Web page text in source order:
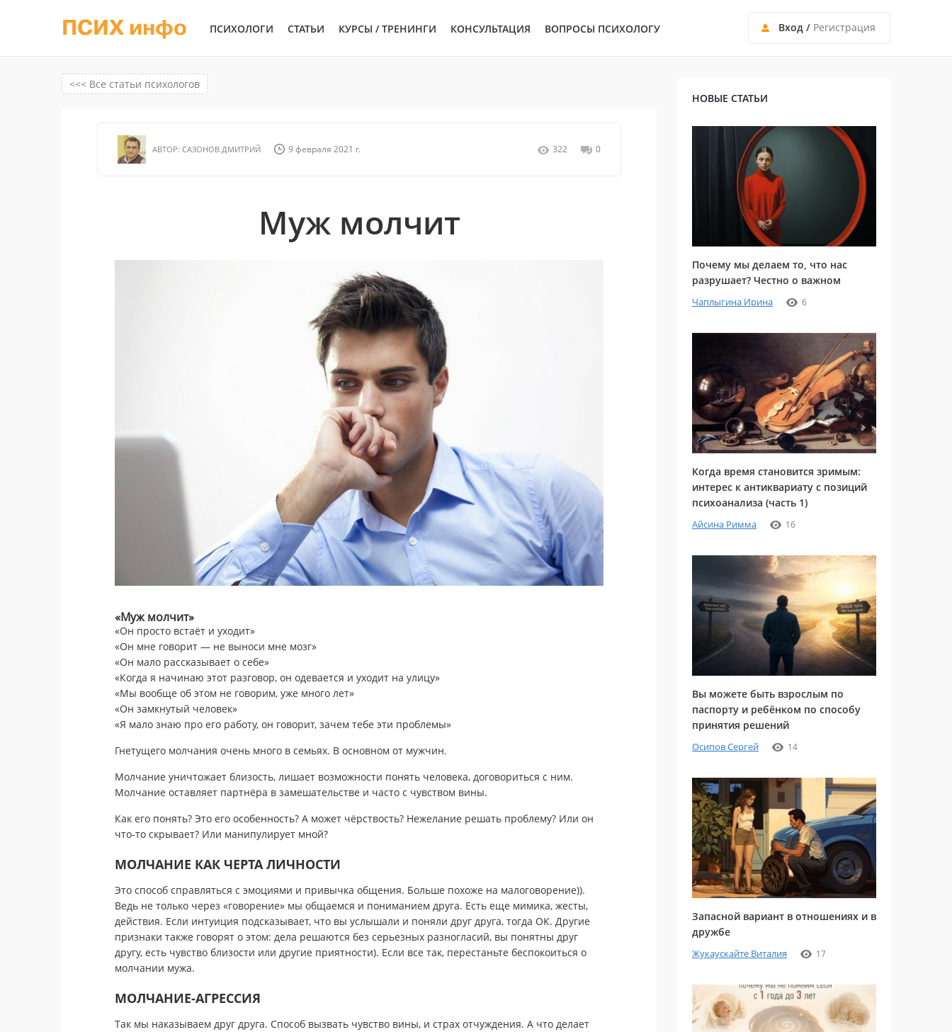
ПСИХ инфо ПСИХОЛОГИ СТАТЬИ КУРСЫ / ТРЕНИНГИ КОНСУЛЬТАЦИЯ ВОПРОСЫ ПСИХОЛОГУ Вход / Регистрация
<<< Все статьи психологов
АВТОР: САЗОНОВ ДМИТРИЙ 9 февраля 2021 г. 322 0
Муж молчит
«Муж молчит»
«Он просто встаёт и уходит»
«Он мне говорит — не выноси мне мозг»
«Он мало рассказывает о себе»
«Когда я начинаю этот разговор, он одевается и уходит на улицу»
«Мы вообще об этом не говорим, уже много лет»
«Он замкнутый человек»
«Я мало знаю про его работу, он говорит, зачем тебе эти проблемы»
Гнетущего молчания очень много в семьях. В основном от мужчин.
Молчание уничтожает близость, лишает возможности понять человека, договориться с ним.
Молчание оставляет партнёра в замешательстве и часто с чувством вины.
Как его понять? Это его особенность? А может чёрствость? Нежелание решать проблему? Или он
что-то скрывает? Или манипулирует мной?
МОЛЧАНИЕ КАК ЧЕРТА ЛИЧНОСТИ
Это способ справляться с эмоциями и привычка общения. Больше похоже на малоговорение)).
Ведь не только через «говорение» мы общаемся и пониманием друга. Есть еще мимика, жесты,
действия. Если интуиция подсказывает, что вы услышали и поняли друг друга, тогда ОК. Другие
признаки также говорят о этом: дела решаются без серьезных разногласий, вы понятны друг
другу, есть чувство близости или другие приятности). Если все так, перестаньте беспокоиться о
молчании мужа.
МОЛЧАНИЕ-АГРЕССИЯ
Так мы наказываем друг друга. Способ вызвать чувство вины, и страх отчуждения. А что делает
НОВЫЕ СТАТЬИ
Почему мы делаем то, что нас
разрушает? Честно о важном
Чаплыгина Ирина 6
Когда время становится зримым:
интерес к антиквариату с позиций
психоанализа (часть 1)
Айсина Римма 16
Вы можете быть взрослым по
паспорту и ребёнком по способу
принятия решений
Осипов Сергей 14
Запасной вариант в отношениях и в
дружбе
Жукаускайте Виталия 17